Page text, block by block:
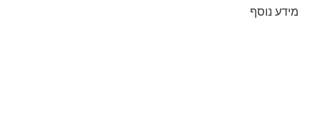
מידע נוסף